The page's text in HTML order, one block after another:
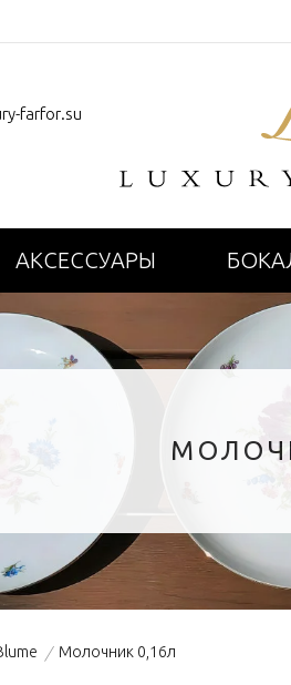
farfor.su
АКСЕССУАРЫ
/ Молочник 0,16л